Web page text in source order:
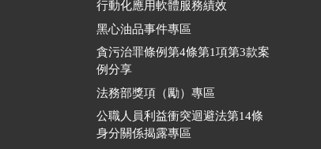
行動化應用軟體服務績效
黑心油品事件專區
貪污治罪條例第4條第1項第3款案
例分享
法務部獎項（勵）專區
公職人員利益衝突迴避法第14條
身分關係揭露專區